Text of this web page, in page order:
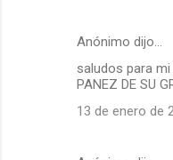
Anónimo dijo…
saludos para
PANEZ DE SU
13 de enero de